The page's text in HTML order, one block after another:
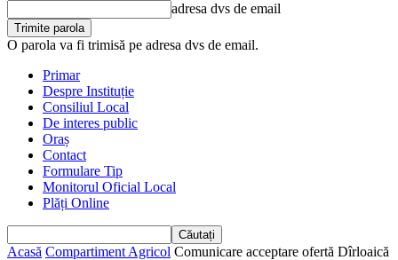
adresa dvs de email
O parola va fi trimisă pe adresa dvs de email.
Primar
Despre Instituție
Consiliul Local
De interes public
Oraș
Contact
Formulare Tip
Monitorul Oficial Local
Plăți Online
Acasă Compartiment Agricol Comunicare acceptare ofertă Dîrloaică